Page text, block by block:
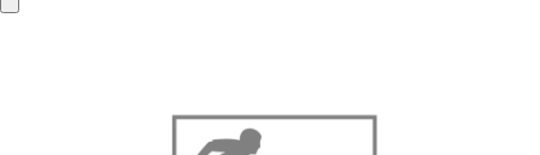
info@mba-solutions.de